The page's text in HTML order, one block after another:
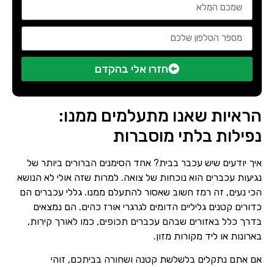
חזרו אלי בהקדם
הראיות שאנו מתעלמים ממנו:
נפילות בלתי מוסברות
איך יודעים שיש עכבר בבית? אחד הסימנים הברורים ביותר של
נגיעות עכברים הוא נוכחות של צואה. למרות שזה אולי לא הנושא
הכי נעים, זה רמז חשוב שאסור להתעלם ממנו. גללי עכברים הם
כדורים קטנים גליליים הדומים לגרגרי אורז כהים. הם נמצאים
בדרך כלל באזורים שבהם עכברים תכופים, כמו לאורך קירות,
בארונות או ליד מקורות מזון.
אם אתם נתקלים בלשלשת קטנה ושחורה בביתכם, זוהי